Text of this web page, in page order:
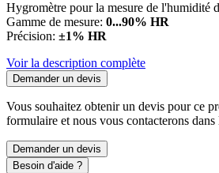
Hygromètre pour la mesure de l'humidité
Gamme de mesure: 0...90% HR
Précision: ±1% HR
Voir la description complète
Demander un devis
Vous souhaitez obtenir un devis pour ce
formulaire et nous vous contacterons dans
Demander un devis
Besoin d'aide ?